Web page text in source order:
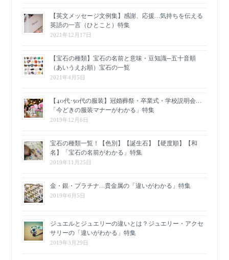
【英文メッセージ文例集】感謝、応援…気持ちを伝える
英語の一言（ひとこと）特集
2021年12月17日
【宝石の種類】宝石の名前と意味・豆知識─五十音順
（あいうえお順）宝石の一覧
2021年4月5日
【40代･50代の服装】冠婚葬祭・卒業式・学校説明会…
「今どきの服装マナーがわかる」特集
2019年12月6日
宝石の種類一覧！【色別】【誕生石】【硬度順】【和
名】「宝石の名前がわかる」特集
2019年11月25日
金・銀・プラチナ…貴金属の「違いがわかる」特集
2019年6月5日
ジュエルとジュエリーの違いとは？ジュエリー・アクセ
サリーの「違いがわかる」特集
2019年3月29日